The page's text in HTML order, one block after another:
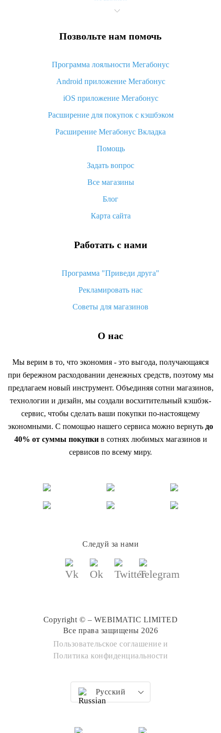
Что значит статус «Заказ закрыт» на Алиэкспресс и что
Что делать, если Алиэкспресс просит ввести паспортные
Как узнать, куда пришла посылка с Алиэкспресс
Вы отменили заказ на Алиэкспресс, когда вернут деньги?
Что такое баллы на Алиэкспресс, как их получить и
«AliExpress Standard Shipping»: что это за метод доставки и
как его отслеживать
Как покупать оптом на Алиэкспресс
Что делать, если не пришел товар с Алиэкспресс
возврата денег
Позвольте нам помочь
Программа лояльности Мегабонус
Android приложение Мегабонус
iOS приложение Мегабонус
Расширение для покупок с кэшбэком
Расширение Мегабонус Вкладка
Помощь
Задать вопрос
Все магазины
Блог
Карта сайта
Работать с нами
Программа "Приведи друга"
Рекламировать нас
Советы для магазинов
О нас
Мы верим в то, что экономия - это выгода, получающаяся
при бережном расходовании денежных средств, поэтому мы
предлагаем новый инструмент. Объединяя сотни магазинов,
технологии и дизайн, мы создали восхитительный кэшбэк-
сервис, чтобы сделать ваши покупки по-настоящему
экономными. С помощью нашего сервиса можно вернуть до
40% от суммы покупкив сотнях любимых магазинов и
сервисов по всему миру.
Следуй за нами
Copyright © – WEBIMATIC LIMITED
Все права защищены 2026
Пользовательское соглашение и
Политика конфиденциальности
Русский